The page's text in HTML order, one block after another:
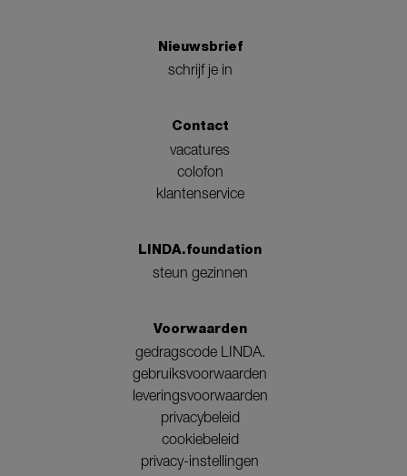
Nieuwsbrief
schrijf je in
Contact
vacatures
colofon
klantenservice
LINDA.foundation
steun gezinnen
Voorwaarden
gedragscode LINDA.
gebruiksvoorwaarden
leveringsvoorwaarden
privacybeleid
cookiebeleid
privacy-instellingen